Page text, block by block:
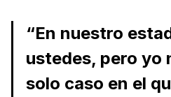
“En nuestro
ustedes, pero yo
solo caso en el